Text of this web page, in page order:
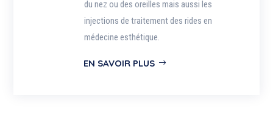
du nez ou des oreilles mais aussi les
injections de traitement des rides en
médecine esthétique.
EN SAVOIR PLUS